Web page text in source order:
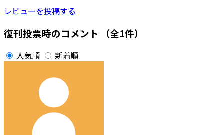
レビューを投稿する
復刊投票時のコメント （全1件）
人気順 新着順